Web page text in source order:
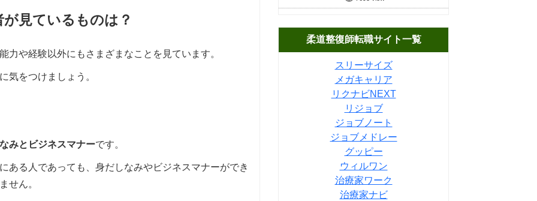
見ているものは？
力や経験以外にもさまざまなことを見ています。
気をつけましょう。
みとビジネスマナーです。
ある人であっても、身だしなみやビジネスマナーができ
せん。
柔道整復師転職サイト一覧
スリーサイズ
メガキャリア
リクナビNEXT
リジョブ
ジョブノート
ジョブメドレー
グッピー
ウィルワン
治療家ワーク
治療家ナビ